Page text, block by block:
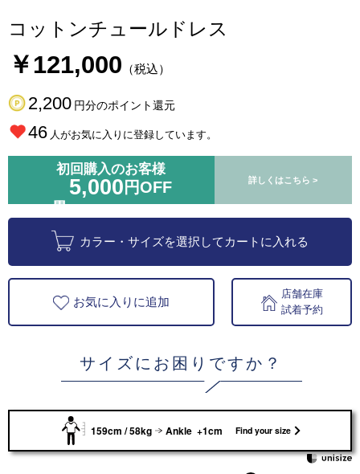
コットンチュールドレス
￥121,000 （税込）
2,200 円分のポイント還元
46 人がお気に入りに登録しています。
初回購入のお客様
5,000 円OFF 詳しくはこちら >
カラー・サイズを選択してカートに入れる
お気に入りに追加
店舗在庫
試着予約
サイズにお困りですか？
159cm / 58kg Ankle +1cm Find your size